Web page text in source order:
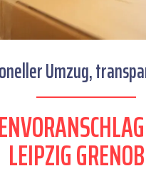
Umzug,
LEIPZIG